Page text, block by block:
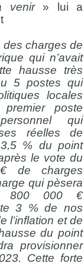
venir» lui a
charges de
qui n’avait
hausse très
5 postes qui
locales
poste
qui
réelles de
3,5 % du point
le vote du
de charges
qui pèsera
800 000 €
3 % de nos
l’inflation et de
du point
provisionner
Cette forte